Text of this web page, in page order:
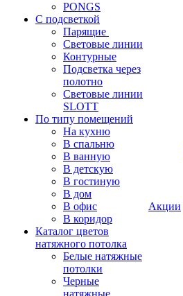
PONGS
С подсветкой
Парящие
Световые линии
Контурные
Подсветка через
полотно
Световые линии
SLOTT
По типу помещений
На кухню
В спальню
В ванную
В детскую
В гостиную
В дом
В офис
В коридор
Каталог цветов
натяжного потолка
Белые натяжные
потолки
Черные
натяжные
Акции